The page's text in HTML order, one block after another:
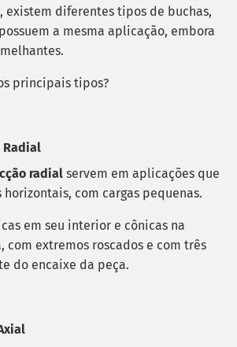
existem diferentes tipos de buchas,
a mesma aplicação, embora
principais tipos?
Radial
radial servem em aplicações que
com cargas pequenas.
em seu interior e cônicas na
com extremos roscados e com três
do encaixe da peça.